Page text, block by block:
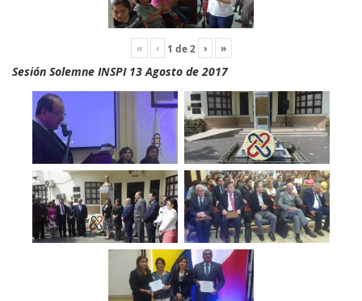
« ‹ 1 de2 › »
Sesión Solemne INSPI 13 Agosto de 2017